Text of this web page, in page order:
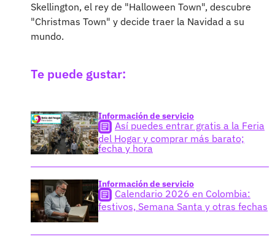
Skellington, el rey de "Halloween Town", descubre
"Christmas Town" y decide traer la Navidad a su
mundo.
Te puede gustar:
Información de servicio
Así puedes entrar gratis a la Feria
del Hogar y comprar más barato;
fecha y hora
Información de servicio
Calendario 2026 en Colombia:
festivos, Semana Santa y otras fechas